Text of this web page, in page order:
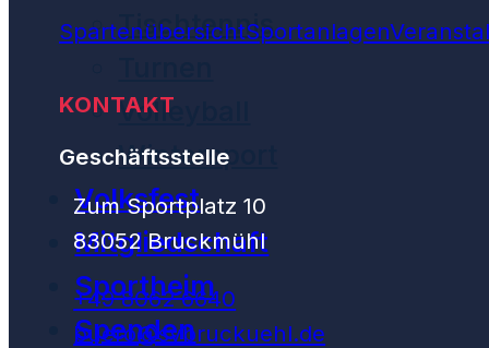
Tischtennis
Volleyball
Wintersport
Volksfest
Mitgliedschaft
Sportheim
Spenden
SpartenübersichtSportanlagen
KONTAKT
Geschäftsstelle
Zum Sportplatz 10
83052 Bruckmühl
+49 8062 6640
buero@svbruckuehl.de